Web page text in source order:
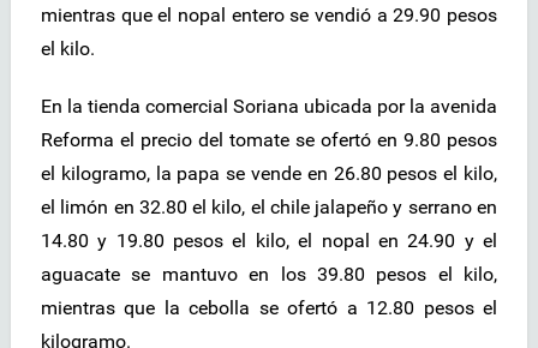
mientras que el nopal entero se vendió a 29.90 pesos
el kilo.
En la tienda comercial Soriana ubicada por la avenida
Reforma el precio del tomate se ofertó en 9.80 pesos
el kilogramo, la papa se vende en 26.80 pesos el kilo,
el limón en 32.80 el kilo, el chile jalapeño y serrano en
14.80 y 19.80 pesos el kilo, el nopal en 24.90 y el
aguacate se mantuvo en los 39.80 pesos el kilo,
mientras que la cebolla se ofertó a 12.80 pesos el
kilogramo.